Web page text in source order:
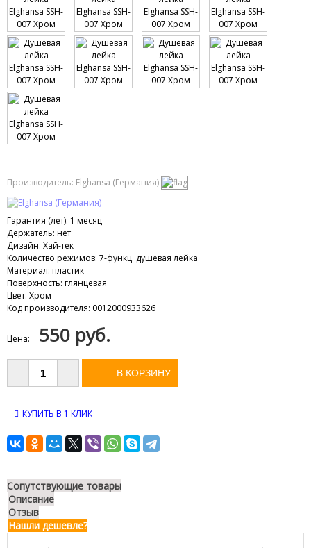
Производитель: Elghansa (Германия)
Гарантия (лет): 1 месяц
Держатель: нет
Дизайн: Хай-тек
Количество режимов: 7-функц. душевая лейка
Материал: пластик
Поверхность: глянцевая
Цвет: Хром
Код производителя: 0012000933626
Цена: 550 руб.
КУПИТЬ В 1 КЛИК
Сопутствующие товары
Описание
Отзыв
Нашли дешевле?